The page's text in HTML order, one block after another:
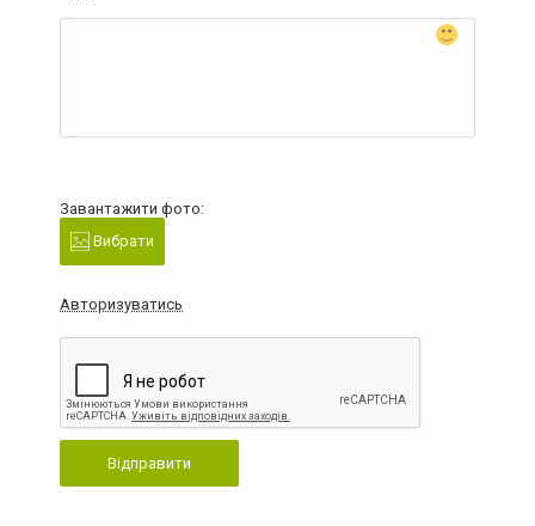
Завантажити фото:
Вибрати
Авторизуватись
Відправити